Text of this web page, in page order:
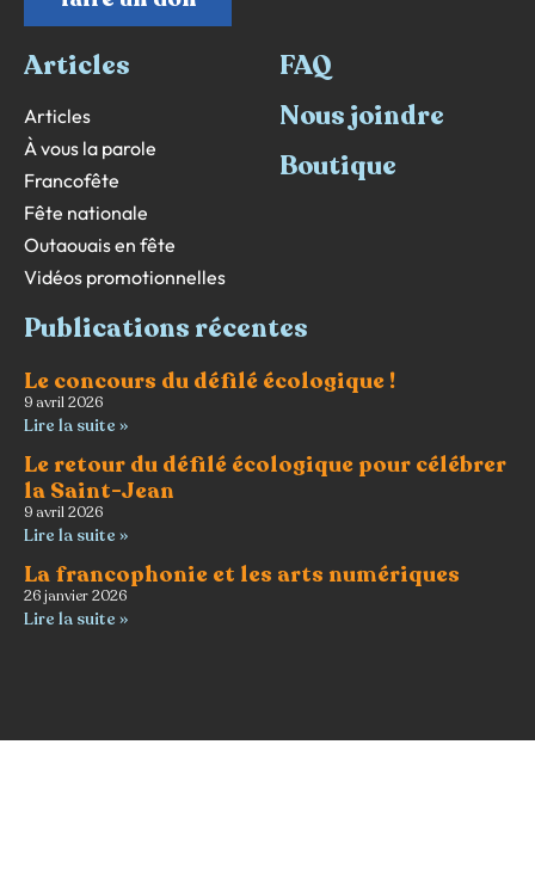
Articles
Articles
À vous la parole
Francofête
Fête nationale
Outaouais en fête
Vidéos promotionnelles
FAQ
Nous joindre
Boutique
Publications récentes
Le concours du défilé écologique !
9 avril 2026
Lire la suite »
Le retour du défilé écologique pour célébrer
la Saint-Jean
9 avril 2026
Lire la suite »
La francophonie et les arts numériques
26 janvier 2026
Lire la suite »